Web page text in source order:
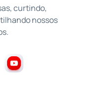
curtindo,
nossos